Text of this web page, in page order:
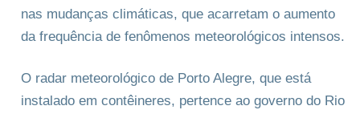
nas mudanças climáticas, que acarretam o aumento
da frequência de fenômenos meteorológicos intensos.
O radar meteorológico de Porto Alegre, que está
instalado em contêineres, pertence ao governo do Rio